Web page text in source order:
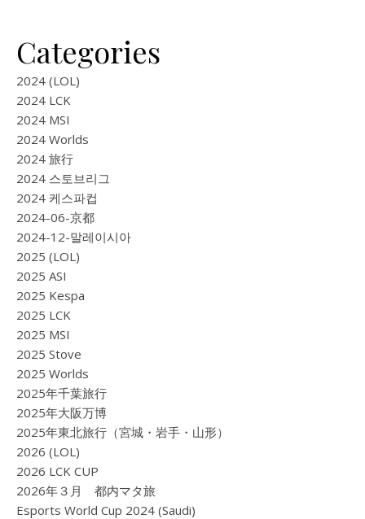
Categories
2024 (LOL)
2024 LCK
2024 MSI
2024 Worlds
2024 旅行
2024 스토브리그
2024 케스파컵
2024-06-京都
2024-12-말레이시아
2025 (LOL)
2025 ASI
2025 Kespa
2025 LCK
2025 MSI
2025 Stove
2025 Worlds
2025年千葉旅行
2025年大阪万博
2025年東北旅行（宮城・岩手・山形）
2026 (LOL)
2026 LCK CUP
2026年３月 都内マタ旅
Esports World Cup 2024 (Saudi)